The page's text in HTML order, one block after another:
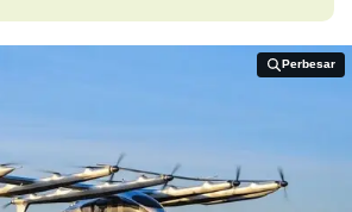
Perbesar
Perbesar